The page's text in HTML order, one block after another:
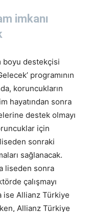
imkanı
boyu destekçisi
programının
koruncukların
hayatından sonra
destek olmayı
için
sonraki
sağlanacak.
liseden sonra
çalışmayı
Allianz Türkiye
Allianz Türkiye